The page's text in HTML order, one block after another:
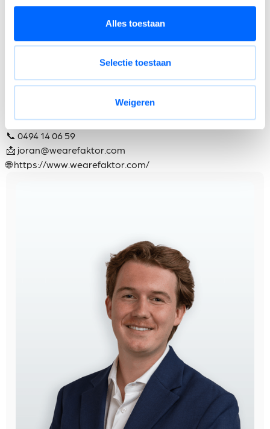
Alles toestaan
Selectie toestaan
Weigeren
Doorgroeimogelijkheden en opleidingen om jouw
technische en persoonlijke vaardigheden verder te
samenwerking de basis vormen van het dagelijks
succes.
Deze vacature wordt beheerd door Joran Haesevoets
📞 0494 14 06 59
📩 joran@wearefaktor.com
🌐https://www.wearefaktor.com/